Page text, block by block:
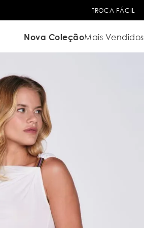
TROCA FÁCIL
Nova ColeçãoMais Vendidos